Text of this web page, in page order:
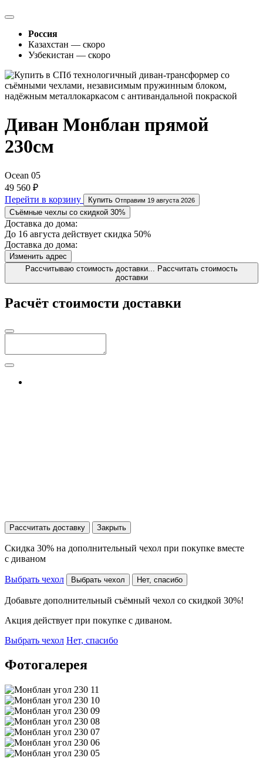
Россия
Казахстан — скоро
Узбекистан — скоро
Диван Монблан прямой
230см
Ocean 05
49 560 ₽
Перейти в корзину
Купить Отправим 19 августа 2026
Съёмные чехлы со скидкой 30%
Доставка до дома:
До 16 августа действует скидка 50%
Доставка до дома:
Изменить адрес
Рассчитываю стоимость доставки...
Рассчитать стоимость
доставки
Расчёт стоимости доставки
Рассчитать доставку Закрыть
Скидка 30% на дополнительный чехол при покупке вместе
с диваном
Выбрать чехол Выбрать чехол Нет, спасибо
Добавьте дополнительный съёмный чехол со скидкой 30%!
Акция действует при покупке с диваном.
Выбрать чехол Нет, спасибо
Фотогалерея